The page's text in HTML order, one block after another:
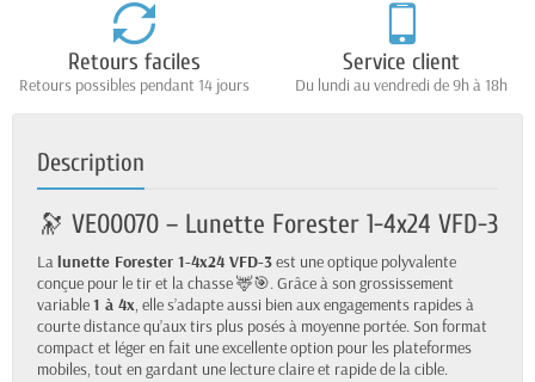
Retours faciles
Retours possibles pendant 14 jours
Service client
Du lundi au vendredi de 9h à 18h
Description
🔭 VE00070 – Lunette Forester 1-4x24 VFD-3
Lalunette Forester 1-4x24 VFD-3est une optique polyvalente
conçue pour le tir et la chasse 🦌🎯. Grâce à son grossissement
variable1 à 4x, elle s’adapte aussi bien aux engagements rapides à
courte distance qu’aux tirs plus posés à moyenne portée. Son format
compact et léger en fait une excellente option pour les plateformes
mobiles, tout en gardant une lecture claire et rapide de la cible.